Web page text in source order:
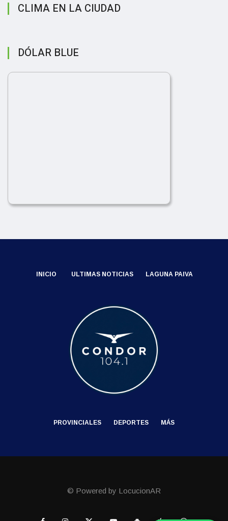
CLIMA EN LA CIUDAD
DÓLAR BLUE
INICIO ULTIMAS NOTICIAS LAGUNA PAIVA
PROVINCIALES DEPORTES MÁS
© Powered by LocucionAR